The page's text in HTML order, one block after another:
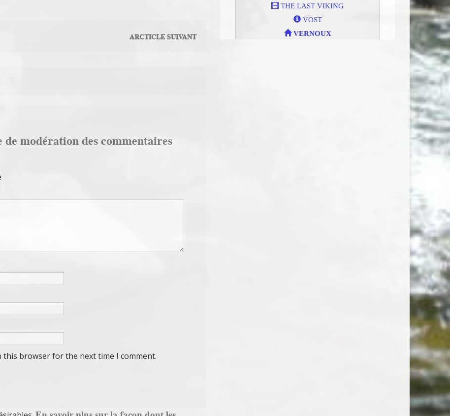
ARCTICLE SUIVANT
de modération des commentaires
this browser for the next time I comment.